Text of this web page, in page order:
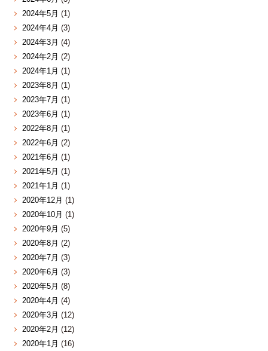
2024年5月 (1)
2024年4月 (3)
2024年3月 (4)
2024年2月 (2)
2024年1月 (1)
2023年8月 (1)
2023年7月 (1)
2023年6月 (1)
2022年8月 (1)
2022年6月 (2)
2021年6月 (1)
2021年5月 (1)
2021年1月 (1)
2020年12月 (1)
2020年10月 (1)
2020年9月 (5)
2020年8月 (2)
2020年7月 (3)
2020年6月 (3)
2020年5月 (8)
2020年4月 (4)
2020年3月 (12)
2020年2月 (12)
2020年1月 (16)